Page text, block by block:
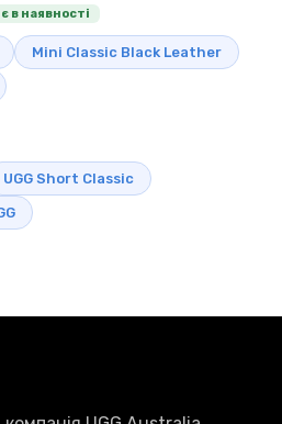
є в наявності
Mini Classic Black Leather
UGG Short Classic